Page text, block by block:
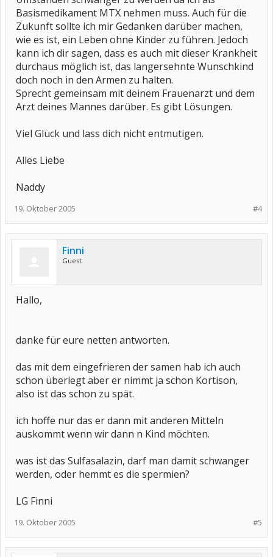
Basismedikament MTX nehmen muss. Auch für die
Zukunft sollte ich mir Gedanken darüber machen,
wie es ist, ein Leben ohne Kinder zu führen. Jedoch
kann ich dir sagen, dass es auch mit dieser Krankheit
durchaus möglich ist, das langersehnte Wunschkind
doch noch in den Armen zu halten.
Sprecht gemeinsam mit deinem Frauenarzt und dem
Arzt deines Mannes darüber. Es gibt Lösungen.
Viel Glück und lass dich nicht entmutigen.
Alles Liebe
Naddy
#4
19. Oktober 2005
Finni
Guest
Hallo,
danke für eure netten antworten.
das mit dem eingefrieren der samen hab ich auch
schon überlegt aber er nimmt ja schon Kortison,
also ist das schon zu spät.
ich hoffe nur das er dann mit anderen Mitteln
auskommt wenn wir dann n Kind möchten.
was ist das Sulfasalazin, darf man damit schwanger
werden, oder hemmt es die spermien?
LG Finni
#5
19. Oktober 2005